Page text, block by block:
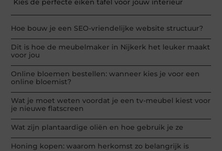
Kies de perfecte eiken tafel voor jouw interieur
Hoe bouw je een SEO-vriendelijke website structuur?
Dit is hoe de meubelmaker in Nijkerk het leuker maakt
voor jou
Online bloemen bestellen: wanneer kies je voor een
online bloemist?
Wat je moet weten voordat je een tv-meubel kiest voor
je nieuwe flatscreen
Wat zijn plantaardige oliën en hoe gebruik je ze
Honing kopen: waarom herkomst zo belangrijk is